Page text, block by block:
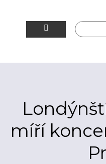
ARTEIN
ECHOLOKÁTOR
ROZHOVORY
ŽIVĚ
míří